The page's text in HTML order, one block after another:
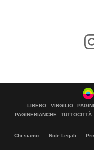
LIBERO VIRGILIO
PAGINEBIANCHE
TUTTOCITTÀ
Chi siamo Note Legali